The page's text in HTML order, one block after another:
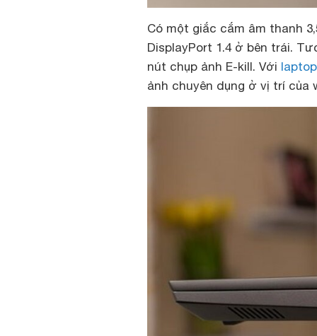
Có một giắc cắm âm thanh
DisplayPort 1.4 ở bên trái.
nút chụp ảnh E-kill. Với
ảnh chuyên dụng ở vị trí của